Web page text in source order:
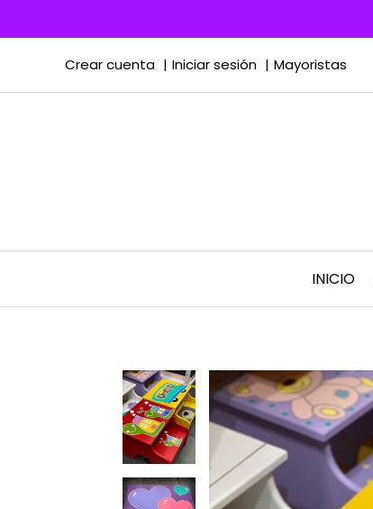
Crear cuenta Iniciar sesión Mayoristas
INICIO